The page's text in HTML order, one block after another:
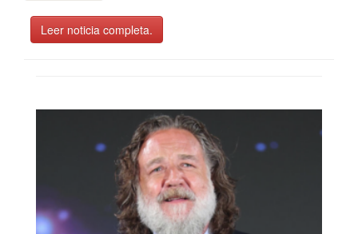
Leer noticia completa.